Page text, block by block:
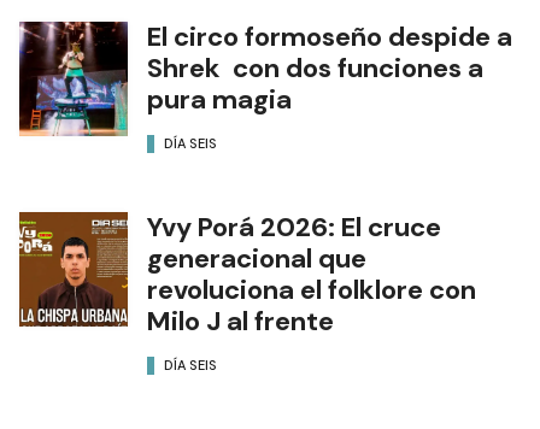
El circo formoseño despide a
Shrek con dos funciones a
pura magia
DÍA SEIS
Yvy Porá 2026: El cruce
generacional que
revoluciona el folklore con
Milo J al frente
DÍA SEIS